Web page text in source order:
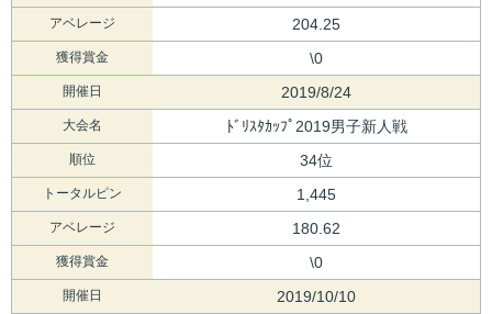
アベレージ 204.25
獲得賞金 \0
開催日 2019/8/24
大会名 ﾄﾞﾘｽﾀｶｯﾌﾟ2019男子新人戦
順位 34位
トータルピン 1,445
アベレージ 180.62
獲得賞金 \0
開催日 2019/10/10